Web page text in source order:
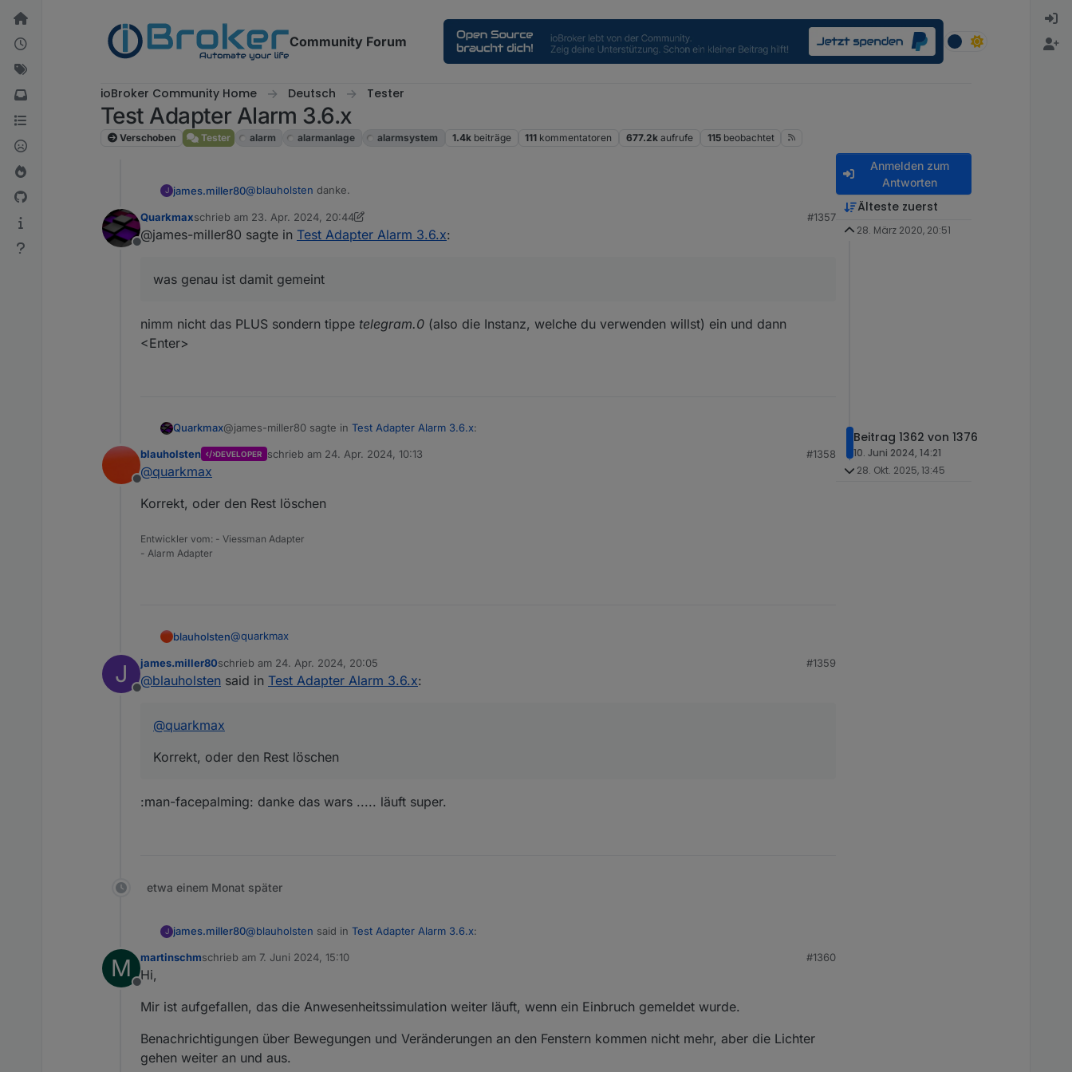
Weiter zum Inhalt
Community Forum
ioBroker Community Home Deutsch Tester
Test Adapter Alarm 3.6.x
Verschoben Tester alarm alarmanlage alarmsystem 1.4k beiträge 111 kommentatoren 677.2k aufrufe 115 beobachtet
J james.miller80@blauholsten danke.
das hab ich gelesen, nur steh ich da gerade auf dem Schlauch.... was genau ist damit gemeint?
Offline
Quarkmaxschrieb am 23. Apr. 2024, 20:44
zuletzt editiert von Quarkmax
#1357
@james-miller80 sagte in Test Adapter Alarm 3.6.x:
was genau ist damit gemeint
nimm nicht das PLUS sondern tippe telegram.0 (also die Instanz, welche du verwenden willst) ein und dann
<Enter>
Quarkmax@james-miller80 sagte in Test Adapter Alarm 3.6.x:
nimm nicht das PLUS sondern tippe
Offline
blauholsten DEVELOPER schrieb am 24. Apr. 2024, 10:13
zuletzt editiert von
#1358
@quarkmax
Korrekt, oder den Rest löschen
Entwickler vom: - Viessman Adapter
- Alarm Adapter
blauholsten@quarkmax
Korrekt, oder den Rest löschen
J
Offline
james.miller80schrieb am 24. Apr. 2024, 20:05
zuletzt editiert von
#1359
@blauholsten said in Test Adapter Alarm 3.6.x:
@quarkmax
Korrekt, oder den Rest löschen
:man-facepalming: danke das wars ..... läuft super.
etwa einem Monat später
J james.miller80@blauholsten said in Test Adapter Alarm 3.6.x:
Korrekt, oder den Rest löschen
:man-facepalming: danke das wars ..... läuft super.
M
Offline
martinschmschrieb am 7. Juni 2024, 15:10
zuletzt editiert von
#1360
Hi,
Mir ist aufgefallen, das die Anwesenheitssimulation weiter läuft, wenn ein Einbruch gemeldet wurde.
Benachrichtigungen über Bewegungen und Veränderungen an den Fenstern kommen nicht mehr, aber die Lichter
gehen weiter an und aus.
Anmelden zum
Antworten
Älteste zuerst
28. März 2020, 20:51
Beitrag 1362 von 1376
10. Juni 2024, 14:21
28. Okt. 2025, 13:45